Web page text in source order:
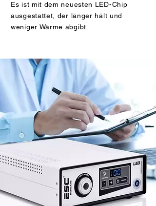
Es ist mit dem neuesten LED-Chip
ausgestattet, der länger hält und
weniger Wärme abgibt.